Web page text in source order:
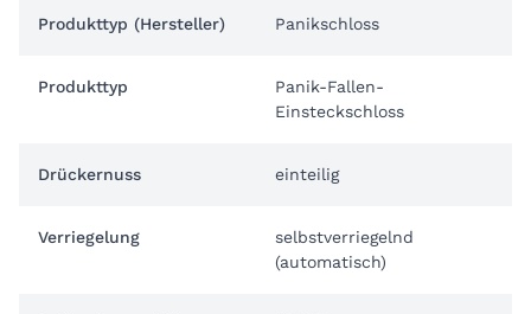
Produkttyp (Hersteller) Panikschloss
Produkttyp
Panik-Fallen-
Einsteckschloss
Drückernuss einteilig
Verriegelung
selbstverriegelnd
(automatisch)